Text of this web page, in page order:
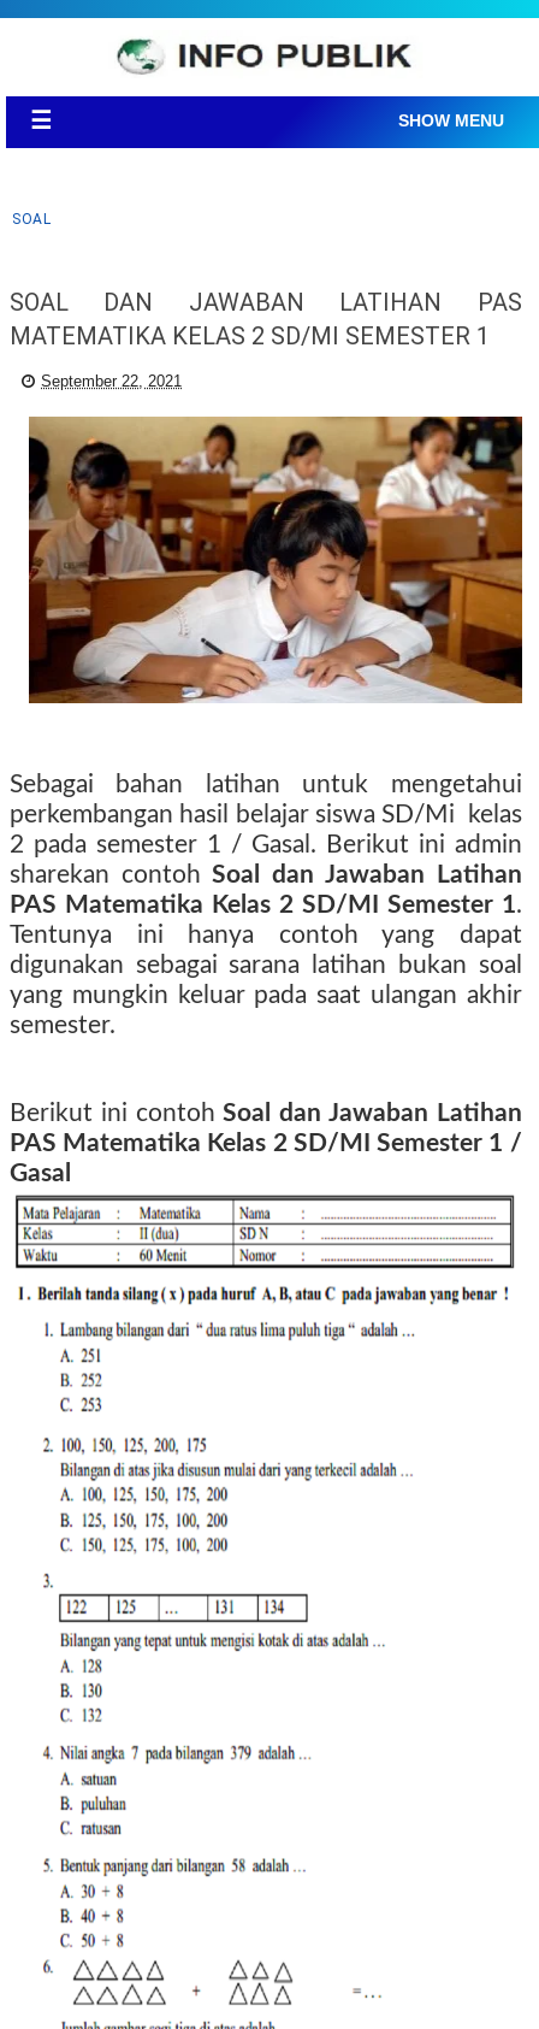
☰ SHOW MENU
SOAL
SOAL DAN JAWABAN LATIHAN PAS
MATEMATIKA KELAS 2 SD/MI SEMESTER 1
September 22, 2021
Sebagai bahan latihan untuk mengetahui
perkembangan hasil belajar siswa SD/Mi kelas
2 pada semester 1 / Gasal. Berikut ini admin
sharekan contoh Soal dan Jawaban Latihan
PAS Matematika Kelas 2 SD/MI Semester 1.
Tentunya ini hanya contoh yang dapat
digunakan sebagai sarana latihan bukan soal
yang mungkin keluar pada saat ulangan akhir
semester.
Berikut ini contohSoal dan Jawaban Latihan
PAS Matematika Kelas 2 SD/MI Semester 1 /
Gasal